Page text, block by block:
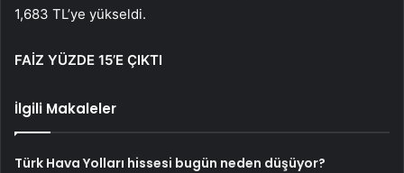
1,683 TL’ye yükseldi.
FAİZ YÜZDE 15’E ÇIKTI
İlgili Makaleler
Türk Hava Yolları hissesi bugün neden düşüyor?